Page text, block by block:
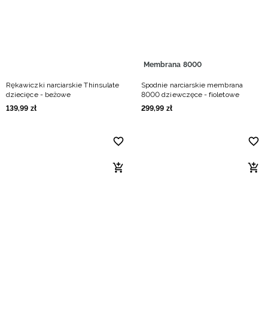
Rękawiczki narciarskie Thinsulate
dziecięce - beżowe
139,99 zł
Membrana 8000
Spodnie narciarskie membrana
8000 dziewczęce - fioletowe
299,99 zł